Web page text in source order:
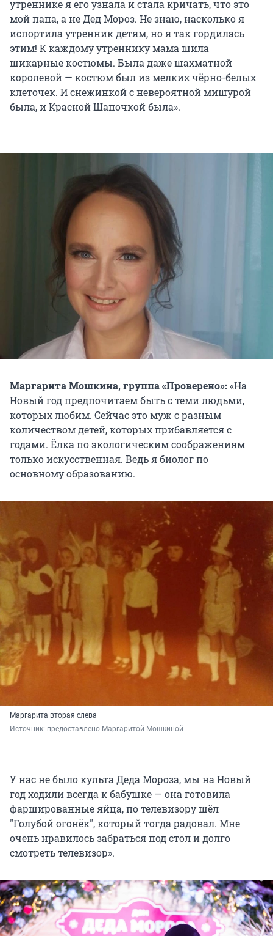
утреннике я его узнала и стала кричать, что это
мой папа, а не Дед Мороз. Не знаю, насколько я
испортила утренник детям, но я так гордилась
этим! К каждому утреннику мама шила
шикарные костюмы. Была даже шахматной
королевой — костюм был из мелких чёрно-белых
клеточек. И снежинкой с невероятной мишурой
была, и Красной Шапочкой была».
Маргарита Мошкина, группа «Проверено»: «На
Новый год предпочитаем быть с теми людьми,
которых любим. Сейчас это муж с разным
количеством детей, которых прибавляется с
годами. Ёлка по экологическим соображениям
только искусственная. Ведь я биолог по
основному образованию.
Маргарита вторая слева
Источник: предоставлено Маргаритой Мошкиной
У нас не было культа Деда Мороза, мы на Новый
год ходили всегда к бабушке — она готовила
фаршированные яйца, по телевизору шёл
"Голубой огонёк", который тогда радовал. Мне
очень нравилось забраться под стол и долго
смотреть телевизор».